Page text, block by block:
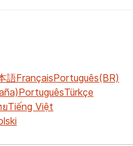
語FrançaisPortuguês(BR)
PortuguêsTürkçe
Tiếng Việt